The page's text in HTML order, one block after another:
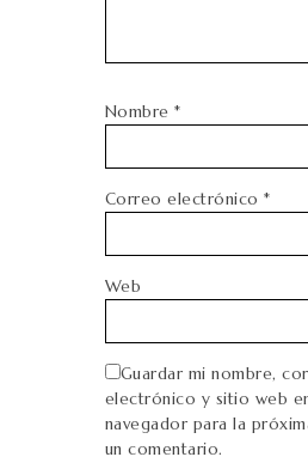
Nombre *
Correo electrónico *
Web
Guardar mi nombre,
electrónico y sitio web
navegador para la
un comentario.